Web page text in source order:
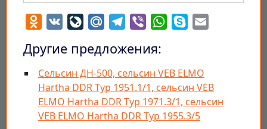
Odnoklassniki
VK LiveJournal
Mail.RuTelegram
Viber WhatsApp
Skype
Другие предложения:
Сельсин ДН-500, cельсин VEB ELMO
Hartha DDR Typ 1951.1/1, cельсин VEB
ELMO Hartha DDR Typ 1971.3/1, cельсин
VEB ELMO Hartha DDR Typ 1955.3/5